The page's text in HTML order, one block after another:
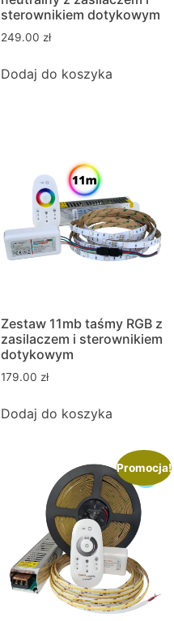
sterownikiem dotykowym
249.00 zł
Dodaj do koszyka
Zestaw 11mb taśmy RGB z
zasilaczem i sterownikiem
dotykowym
179.00 zł
Dodaj do koszyka
Promocja!